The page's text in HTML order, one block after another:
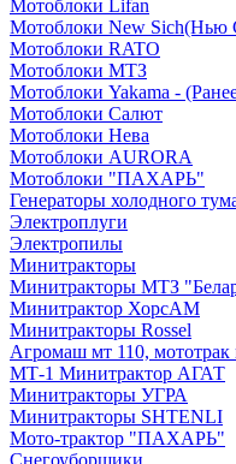
Мотоблоки Lifan
Мотоблоки New Sich(Нью
Мотоблоки RATO
Мотоблоки МТЗ
Мотоблоки Yakama -
Мотоблоки Салют
Мотоблоки Нева
Мотоблоки AURORA
Мотоблоки "ПАХАРЬ"
Генераторы холодного
Электроплуги
Электропилы
Минитракторы
Минитракторы МТЗ
Минитрактор ХорсАМ
Минитракторы Rossel
Агромаш мт 110, мототрак
МТ-1 Минитрактор АГАТ
Минитракторы УГРА
Минитракторы SHTENLI
Мото-трактор "ПАХАРЬ"
Снегоуборщики